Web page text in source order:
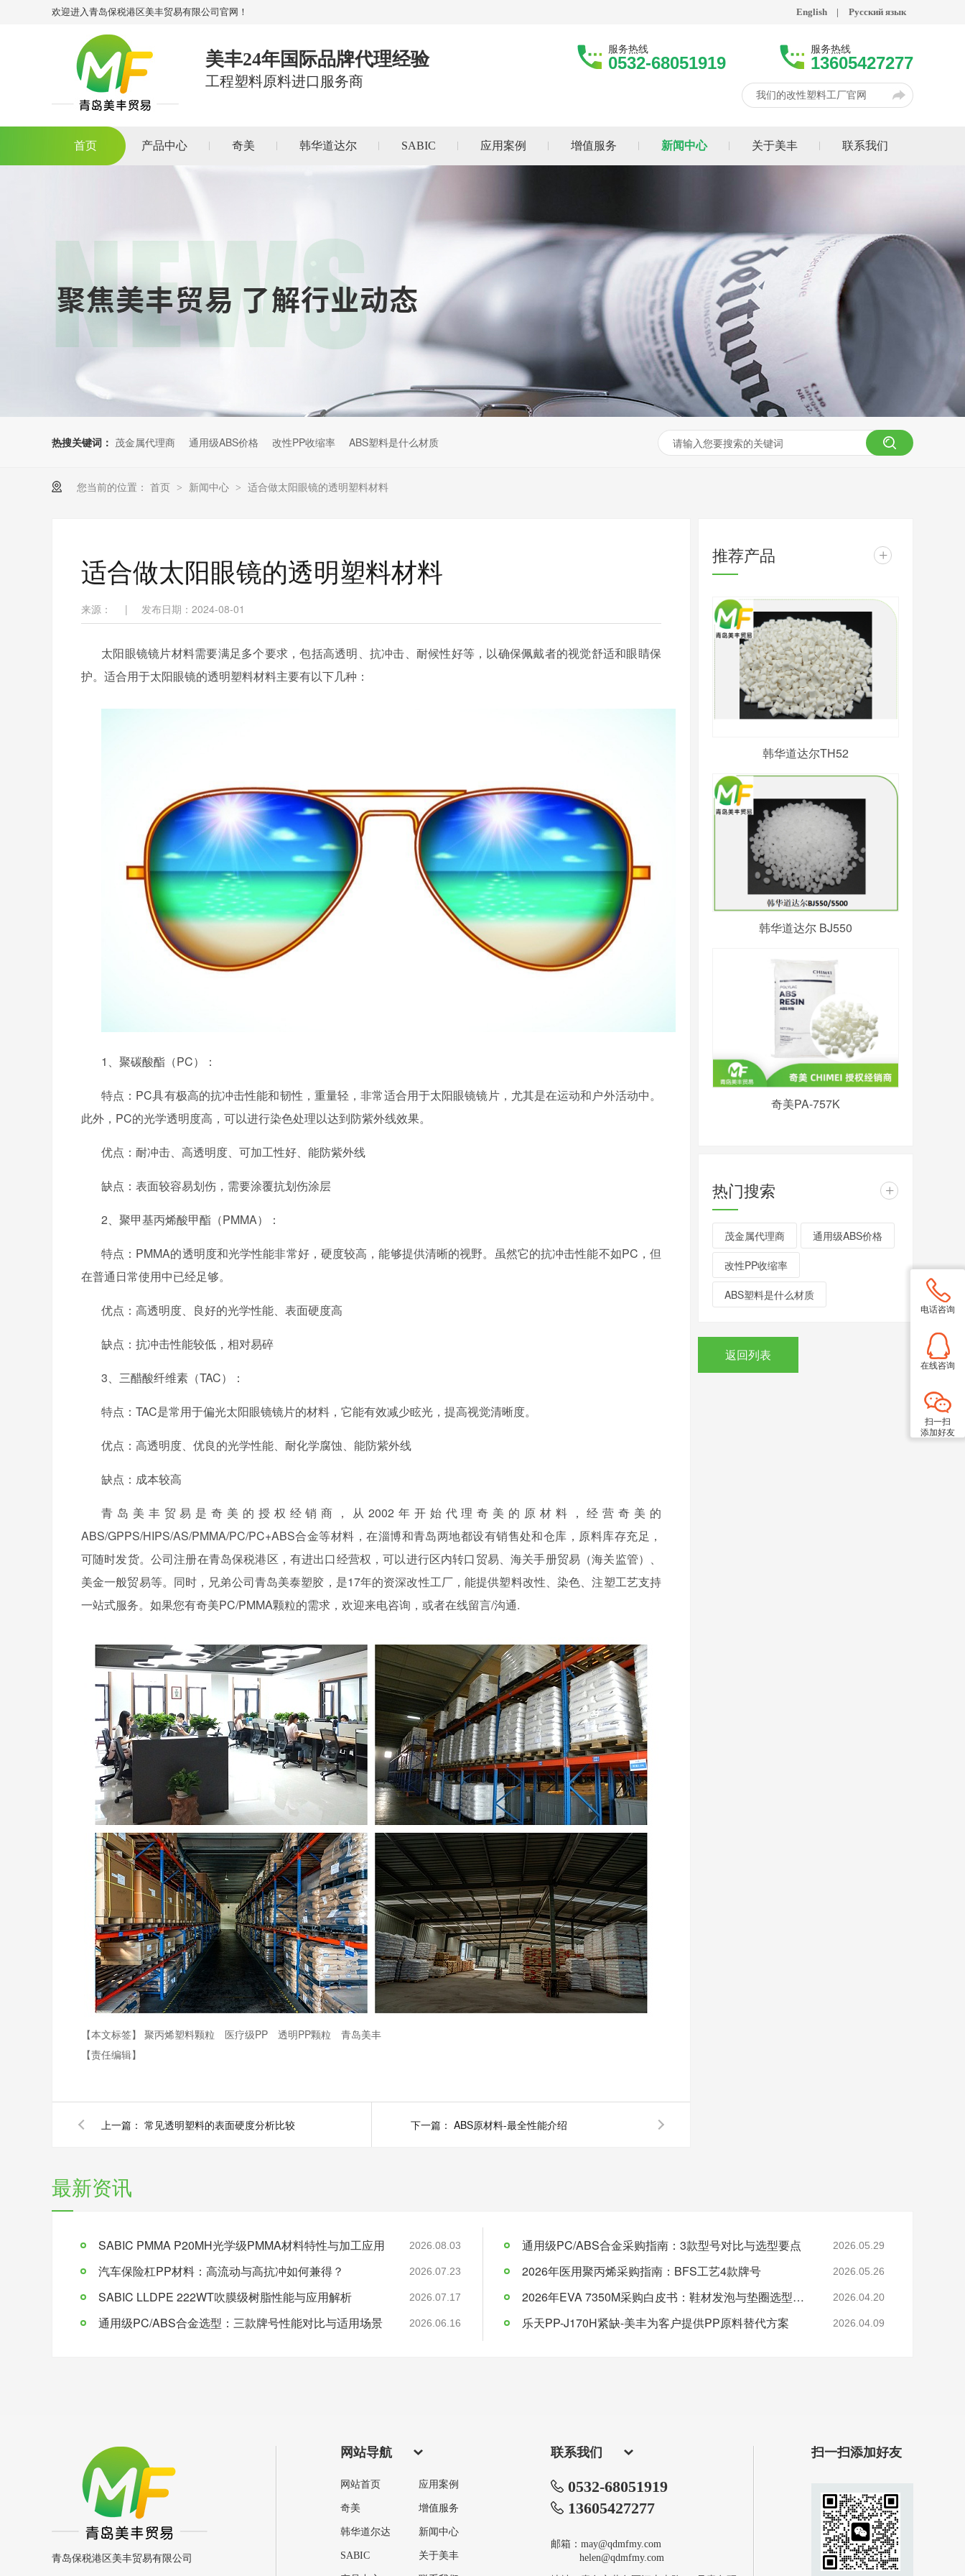
欢迎进入青岛保税港区美丰贸易有限公司官网！ English | Русский язык
美丰24年国际品牌代理经验
工程塑料原料进口服务商
服务热线
0532-68051919
服务热线
13605427277
我们的改性塑料工厂官网
首页 产品中心 奇美 韩华道达尔 SABIC 应用案例 增值服务 新闻中心 关于美丰 联系我们
热搜关键词： 茂金属代理商 通用级ABS价格 改性PP收缩率 ABS塑料是什么材质
您当前的位置： 首页 > 新闻中心 > 适合做太阳眼镜的透明塑料材料
适合做太阳眼镜的透明塑料材料
来源： | 发布日期：2024-08-01
太阳眼镜镜片材料需要满足多个要求，包括高透明、抗冲击、耐候性好等，以确保佩戴者的视觉舒适和眼睛保
护。适合用于太阳眼镜的透明塑料材料主要有以下几种：
1、 聚碳酸酯（PC）：
特点： PC具有极高的抗冲击性能和韧性，重量轻，非常适合用于太阳眼镜镜片，尤其是在运动和户外活动中。
此外，PC的光学透明度高，可以进行染色处理以达到防紫外线效果。
优点：耐冲击、高透明度、可加工性好、能防紫外线
缺点：表面较容易划伤，需要涂覆抗划伤涂层
2、 聚甲基丙烯酸甲酯（PMMA）：
特点： PMMA的透明度和光学性能非常好，硬度较高，能够提供清晰的视野。虽然它的抗冲击性能不如PC，但
在普通日常使用中已经足够。
优点：高透明度、良好的光学性能、表面硬度高
缺点：抗冲击性能较低，相对易碎
3、 三醋酸纤维素（TAC）：
特点： TAC是常用于偏光太阳眼镜镜片的材料，它能有效减少眩光，提高视觉清晰度。
优点：高透明度、优良的光学性能、耐化学腐蚀、能防紫外线
缺点：成本较高
青岛美丰贸易是奇美的授权经销商，从 2002年开始代理奇美的原材料，经营奇美的
ABS/GPPS/HIPS/AS/PMMA/PC/PC+ABS合金等材料，在淄博和青岛两地都设有销售处和仓库，原料库存充足，
可随时发货。公司注册在青岛保税港区，有进出口经营权，可以进行区内转口贸易、海关手册贸易（海关监管）、
美金一般贸易等。同时，兄弟公司青岛美泰塑胶，是17年的资深改性工厂，能提供塑料改性、染色、注塑工艺支持
一站式服务。如果您有奇美PC/PMMA颗粒的需求，欢迎来电咨询，或者在线留言/沟通.
【本文标签】 聚丙烯塑料颗粒 医疗级PP 透明PP颗粒
青岛美丰
【责任编辑】
上一篇： 常见透明塑料的表面硬度分析比较 下一篇： ABS原材料-最全性能介绍
推荐产品 +
韩华道达尔TH52
韩华道达尔 BJ550
奇美PA-757K
热门搜索 +
茂金属代理商 通用级ABS价格
改性PP收缩率
ABS塑料是什么材质
返回列表
最新资讯
SABIC PMMA P20MH光学级PMMA材料特性与加工应用 2026.08.03
汽车保险杠PP材料：高流动与高抗冲如何兼得？ 2026.07.23
SABIC LLDPE 222WT吹膜级树脂性能与应用解析 2026.07.17
通用级PC/ABS合金选型：三款牌号性能对比与适用场景 2026.06.16
通用级PC/ABS合金采购指南：3款型号对比与选型要点 2026.05.29
2026年医用聚丙烯采购指南：BFS工艺4款牌号 2026.05.26
2026年EVA 7350M采购白皮书：鞋材发泡与垫圈选型指南 2026.04.20
乐天PP-J170H紧缺-美丰为客户提供PP原料替代方案 2026.04.09
青岛保税港区美丰贸易有限公司
网站导航
网站首页 应用案例
奇美 增值服务
韩华道尔达 新闻中心
SABIC 关于美丰
联系我们
0532-68051919
13605427277
邮箱：may@qdmfmy.com
helen@qdmfmy.com
扫一扫添加好友
电话咨询
在线咨询
扫一扫
添加好友